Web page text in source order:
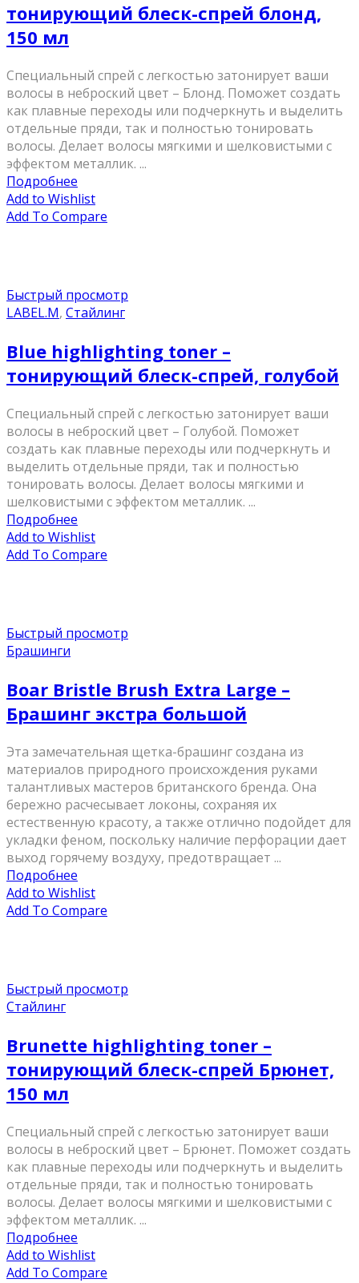
тонирующий блеск-спрей блонд,
150 мл
Специальный спрей с легкостью затонирует ваши
волосы в неброский цвет – Блонд. Поможет создать
как плавные переходы или подчеркнуть и выделить
отдельные пряди, так и полностью тонировать
волосы. Делает волосы мягкими и шелковистыми с
эффектом металлик. ...
Подробнее
Add to Wishlist
Add To Compare
Быстрый просмотр
LABEL.M, Стайлинг
Blue highlighting toner –
тонирующий блеск-спрей, голубой
Специальный спрей с легкостью затонирует ваши
волосы в неброский цвет – Голубой. Поможет
создать как плавные переходы или подчеркнуть и
выделить отдельные пряди, так и полностью
тонировать волосы. Делает волосы мягкими и
шелковистыми с эффектом металлик. ...
Подробнее
Add to Wishlist
Add To Compare
Быстрый просмотр
Брашинги
Boar Bristle Brush Extra Large –
Брашинг экстра большой
Эта замечательная щетка-брашинг создана из
материалов природного происхождения руками
талантливых мастеров британского бренда. Она
бережно расчесывает локоны, сохраняя их
естественную красоту, а также отлично подойдет для
укладки феном, поскольку наличие перфорации дает
выход горячему воздуху, предотвращает ...
Подробнее
Add to Wishlist
Add To Compare
Быстрый просмотр
Стайлинг
Brunette highlighting toner –
тонирующий блеск-спрей Брюнет,
150 мл
Специальный спрей с легкостью затонирует ваши
волосы в неброский цвет – Брюнет. Поможет создать
как плавные переходы или подчеркнуть и выделить
отдельные пряди, так и полностью тонировать
волосы. Делает волосы мягкими и шелковистыми с
эффектом металлик. ...
Подробнее
Add to Wishlist
Add To Compare